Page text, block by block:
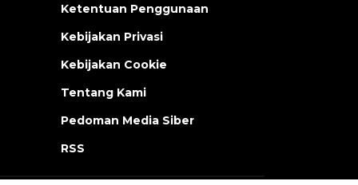
Ketentuan Penggunaan
Kebijakan Privasi
Kebijakan Cookie
Tentang Kami
Pedoman Media Siber
RSS